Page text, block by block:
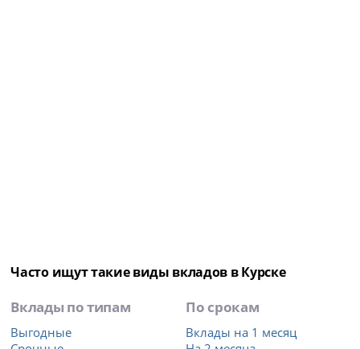
Часто ищут такие виды вкладов в Курске
Вклады по типам
Выгодные
По срокам
Вклады на 1 месяц